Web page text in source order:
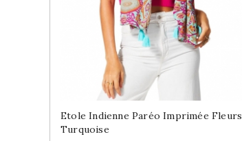
Etole Indienne Paréo Imprimée Fleurs
Turquoise